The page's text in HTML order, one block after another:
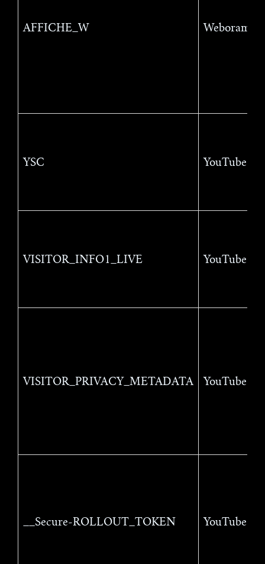
AFFICHE_W Weborama
YSC YouTube
VISITOR_INFO1_LIVE YouTube
VISITOR_PRIVACY_METADATA YouTube
__Secure-ROLLOUT_TOKEN YouTube